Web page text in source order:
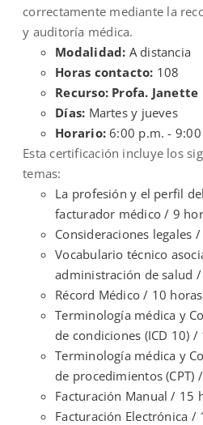
correctamente mediante la
y auditoría médica.
Modalidad: A distancia
Horas contacto: 108
Recurso: Profa. Janette
Días: Martes y jueves
Horario:6:00 p.m. -
Esta certificación incluye los
temas:
La profesión y el perfil del
facturador médico / 9
Consideraciones legales
Vocabulario técnico
administración de salud
Récord Médico / 10 horas
Terminología médica y
de condiciones (ICD 10) /
Terminología médica y
de procedimientos (CPT)
Facturación Manual / 15
Facturación Electrónica /